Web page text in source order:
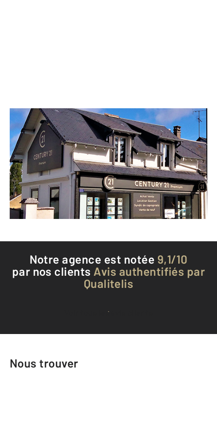
CENTURY 21 Premium
111 avenue Louis Joseph Soulas
ST JEAN DE BRAYE - 45800
Envoyer un message
Téléphoner à l'agence
Notre agence est notée 9,1/10
par nos clients Avis authentifiés par
Qualitelis
Voir tous les avis clients
Nous trouver